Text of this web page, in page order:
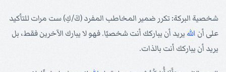
شخصية البركة: تكرر ضمير المخاطب المفرد (كَ/كِ) ست مرات للتأكيد
على أن الله يريد أن يباركك أنت شخصيًا. فهو لا يبارك الآخرين فقط، بل
يريد أن يباركك أنت بالذات.